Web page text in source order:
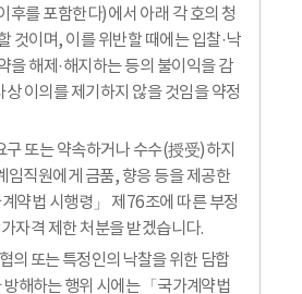
후를 포함한다)에서 아래 각 호의 청
것이며, 이를 위반할 때에는 입찰·낙
을 해제·해지하는 등의 불이익을 감
상 이의를 제기하지 않을 것임을 약정
구 또는 약속하거나 수수(授受)하지
임직원에게 금품, 향응 등을 제공한
약법 시행령」 제76조에 따른 부정
자격 제한 처분을 받겠습니다.
의 또는 특정인의 낙찰을 위한 담합
방해하는 행위 시에는 「국가계약법